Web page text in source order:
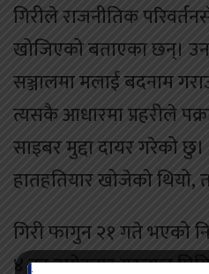
गिरीले राजनीतिक
खोजिएको बताएका छन्।
सञ्जालमा मलाई बदनाम
त्यसकै आधारमा प्रहरीले
साइबर मुद्दा दायर गरेको
हातहतियार खोजेको थियो,
गिरी फागुन २१ गते भएको
४ का उम्मेदवार गुरुराज